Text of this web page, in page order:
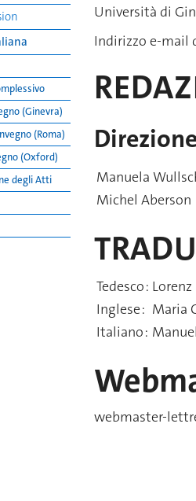
(Ginevra)
(Roma)
(Oxford)
degli Atti
Università di
Indirizzo e-mail
Manuela
Michel Aberson
Tedesco : Lorenz
Inglese : Maria
Italiano :
webmaster-